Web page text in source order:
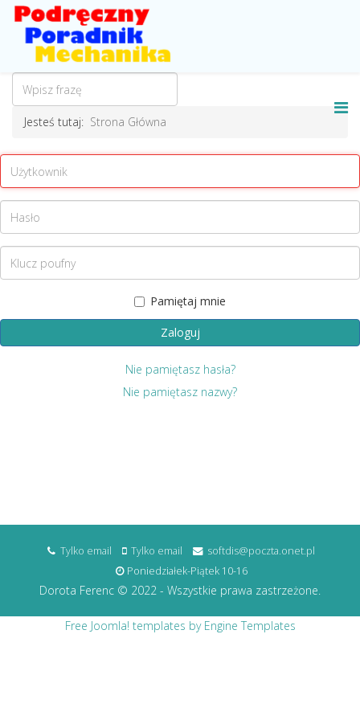
Jesteś tutaj: Strona Główna
Pamiętaj mnie
Zaloguj
Nie pamiętasz hasła?
Nie pamiętasz nazwy?
Tylko email Tylko email
softdis@poczta.onet.pl
Poniedziałek-Piątek 10-16
Dorota Ferenc © 2022 - Wszystkie prawa zastrzeżone.
Free Joomla! templates by Engine Templates